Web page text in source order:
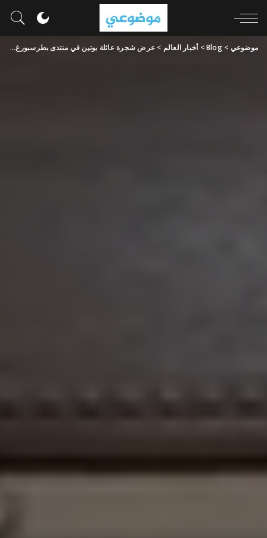
موضوعي >
Blog
> أخبار العالم >عرض شجرة عائلة بوتين في منتدى بطرسبورغ الاقتصادي (فيديو)